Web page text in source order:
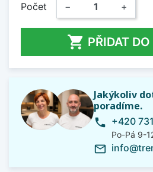
Počet − +
 PŘIDAT
Jakýkoliv
poradíme.
phone +420
Po-Pá 9-
mail_outline